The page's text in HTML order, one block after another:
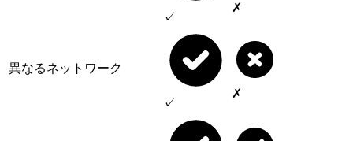
✓
✗
異なるネットワーク
✓
✗